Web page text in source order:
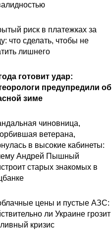
риск в платежках за
что сделать, чтобы не
лишнего
готовит удар:
предупредили об
зиме
чиновница,
ветерана,
в высокие кабинеты:
Андрей Пышный
старых знакомых в
цены и пустые АЗС:
ли Украине грозит
кризис